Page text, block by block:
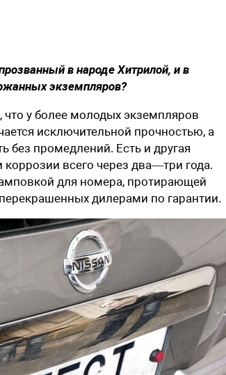
в народе Хитрилой, и в
экземпляров?
у более молодых экземпляров
исключительной прочностью, а
промедлений. Есть и другая
всего через два—три года.
для номера, протирающей
дилерами по гарантии.